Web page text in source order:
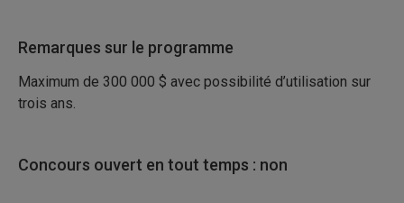
Remarques sur le programme
Maximum de 300 000 $ avec possibilité d’utilisation sur
trois ans.
Concours ouvert en tout temps : non